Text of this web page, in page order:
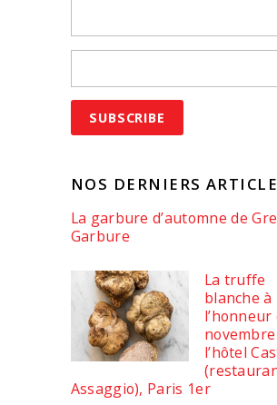
NOS DERNIERS
La garbure d’automne de
Garbure
La truffe
blanche à
l’honneur
l’hôtel
Assaggio), Paris 1er